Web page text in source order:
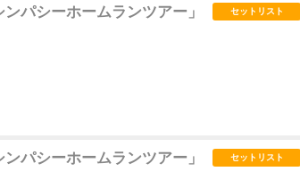
パシーホームランツアー」 セットリスト
パシーホームランツアー」 セットリスト